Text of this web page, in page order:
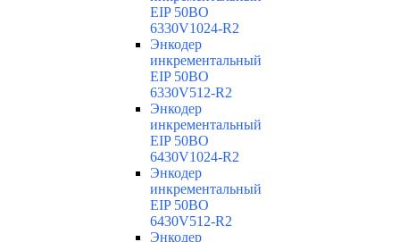
EIP 50BO
6330V1024-R2
Энкодер
инкрементальный
EIP 50BO
6330V512-R2
Энкодер
инкрементальный
EIP 50BO
6430V1024-R2
Энкодер
инкрементальный
EIP 50BO
6430V512-R2
Энкодер